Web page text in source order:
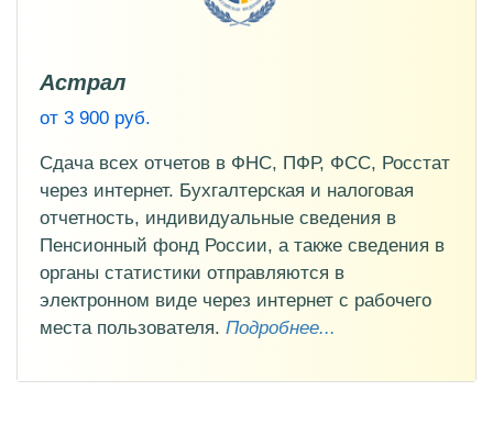
Астрал
от 3 900 руб.
Сдача всех отчетов в ФНС, ПФР, ФСС, Росстат
через интернет. Бухгалтерская и налоговая
отчетность, индивидуальные сведения в
Пенсионный фонд России, а также сведения в
органы статистики отправляются в
электронном виде через интернет с рабочего
места пользователя. Подробнее...